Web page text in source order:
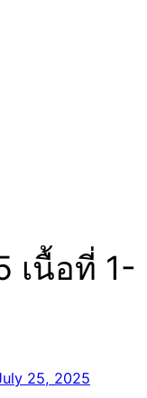
เนื้อที่ 1-
25, 2025